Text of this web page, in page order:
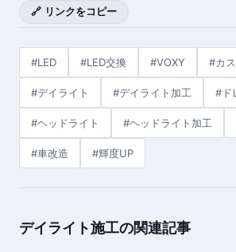
🔗 リンクをコピー
#LED #LED交換 #VOXY #カ
#デイライト #デイライト加工 #ド
#ヘッドライト #ヘッドライト加工
#車改造 #輝度UP
デイライト施工の関連記事